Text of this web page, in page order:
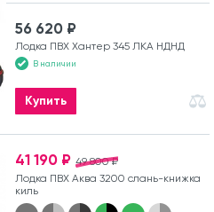
56 620 ₽
Лодка ПВХ Хантер 345 ЛКА НДНД
В наличии
Купить
49 800 ₽
41 190 ₽
Лодка ПВХ Аква 3200 слань-книжка
киль